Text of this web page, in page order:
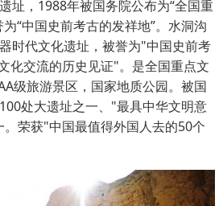
址，1988年被国务院公布为“全国重
“中国史前考古的发祥地”。水洞沟
时代文化遗址，被誉为"中国史前考
化交流的历史见证"。是全国重点文
级旅游景区，国家地质公园。被国
处大遗址之一、"最具中华文明意
荣获"中国最值得外国人去的50个